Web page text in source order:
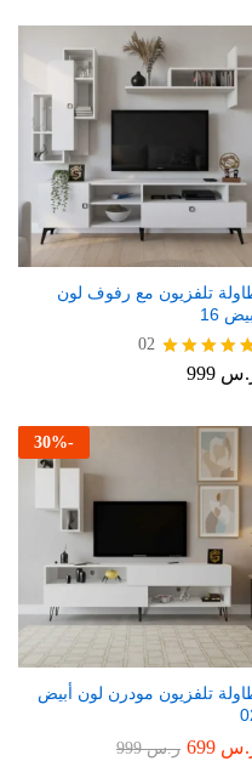
تلفزيون مع رفوف لون
16
التقييم
02
-
30%
تلفزيون مودرن لون أبيض
ر.س999